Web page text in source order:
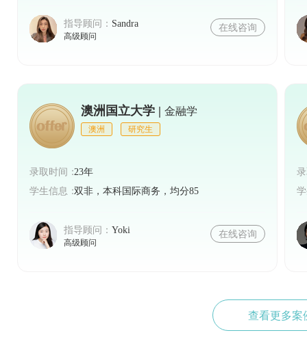
指导顾问： Sandra
高级顾问
在线咨询
澳洲国立大学 | 金融学
澳洲 研究生
录取时间：23年
学生信息：双非，本科国际商务，均分85
指导顾问： Yoki
高级顾问
在线咨询
查看更多案